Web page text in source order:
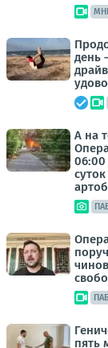
день
А на
пять